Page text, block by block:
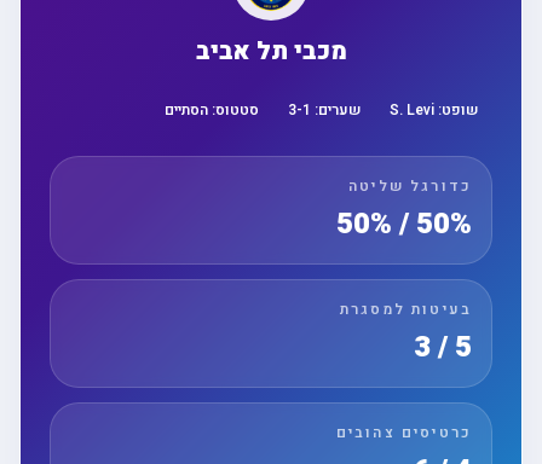
מכבי תל אביב
שופט:S. Levi שערים: 3 -1 סטטוס:הסתיים
כדורגל שליטה
50% / 50%
בעיטות למסגרת
כרטיסים צהובים